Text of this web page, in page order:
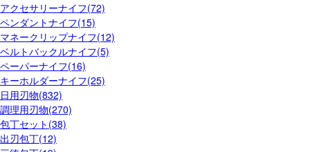
アクセサリーナイフ(72)
ペンダントナイフ(15)
マネークリップナイフ(12)
ベルトバックルナイフ(5)
ペーパーナイフ(16)
キーホルダーナイフ(25)
日用刃物(832)
調理用刃物(270)
包丁セット(38)
出刃包丁(12)